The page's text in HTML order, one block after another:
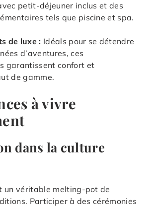
petit-déjeuner inclus et des
tels que piscine et spa.
de luxe : Idéals pour se détendre
d’aventures, ces
garantissent confort et
de gamme.
à vivre
dans la culture
un véritable melting-pot de
Participer à des cérémonies